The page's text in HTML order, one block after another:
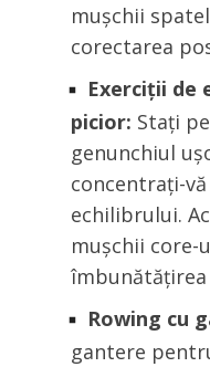
mușchii
corectarea
Exerciții de
picior: Stați
genunchiul
concentrați-
echilibrului.
mușchii core-
Rowing cu
gantere